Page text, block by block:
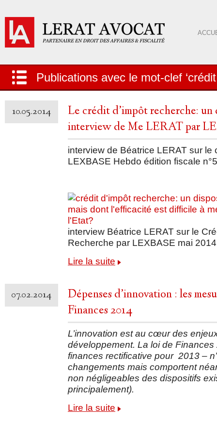
Publications avec le mot-clef
10.05.2014
Le crédit d’impôt recherche:
interview de Me LERAT par
interview de Béatrice LERAT sur le
LEXBASE Hebdo édition fiscale
interview Béatrice LERAT sur le
Recherche par LEXBASE mai 2014
Lire la suite
07.02.2014
Dépenses d’innovation : les
Finances 2014
L’innovation est au cœur des
développement. La loi de
finances rectificative pour 2013 –
changements mais comportent
non négligeables des dispositifs
principalement).
Lire la suite